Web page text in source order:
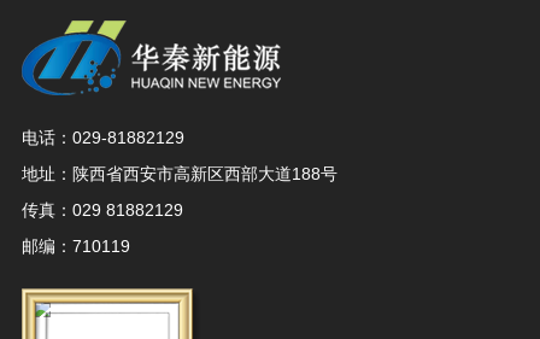
电话：029-81882129
地址：陕西省西安市高新区西部大道188号
传真：029 81882129
邮编：710119